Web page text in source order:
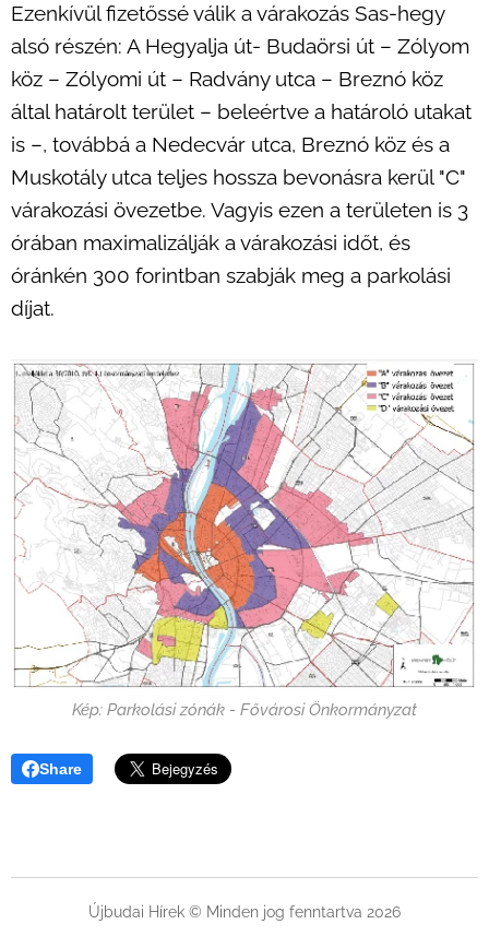
Ezenkívül fizetőssé válik a várakozás Sas-hegy
alsó részén: A Hegyalja út- Budaörsi út – Zólyom
köz – Zólyomi út – Radvány utca – Breznó köz
által határolt terület – beleértve a határoló utakat
is –, továbbá a Nedecvár utca, Breznó köz és a
Muskotály utca teljes hossza bevonásra kerül "C"
várakozási övezetbe. Vagyis ezen a területen is 3
órában maximalizálják a várakozási időt, és
óránkén 300 forintban szabják meg a parkolási
díjat.
Kép: Parkolási zónák - Fővárosi Önkormányzat
Share
Újbudai Hírek © Minden jog fenntartva 2026